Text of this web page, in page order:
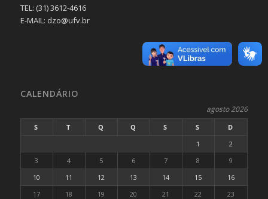
TEL: (31) 3612-4616
E-MAIL: dzo@ufv.br
CALENDÁRIO
agosto 2026
S T Q Q S S D
1
2
3
4 5 6 7 8
9
10
11 12 13 14 15
16
17
18 19 20 21 22
23